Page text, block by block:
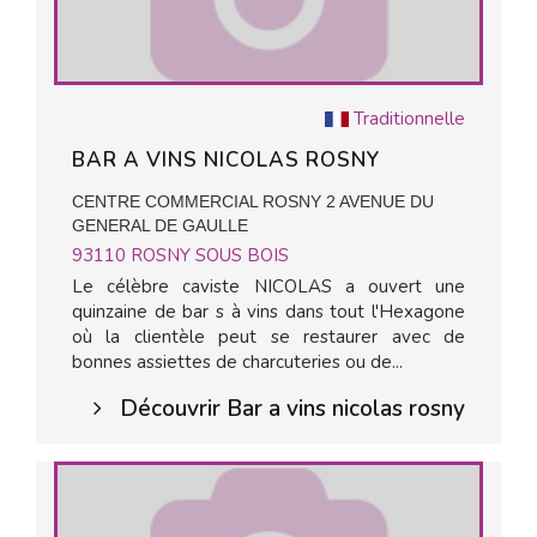
Traditionnelle
BAR A VINS NICOLAS ROSNY
CENTRE COMMERCIAL ROSNY 2 AVENUE DU
GENERAL DE GAULLE
93110 ROSNY SOUS BOIS
Le célèbre caviste NICOLAS a ouvert une
quinzaine de bar s à vins dans tout l'Hexagone
où la clientèle peut se restaurer avec de
bonnes assiettes de charcuteries ou de...
Découvrir Bar a vins nicolas rosny